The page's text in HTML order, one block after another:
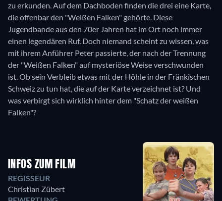
zu erkunden. Auf dem Dachboden finden die drei eine Karte,
die offenbar den "Weißen Falken" gehörte. Diese
Jugendbande aus den 70er Jahren hat im Ort noch immer
einen legendären Ruf. Doch niemand scheint zu wissen, was
mit ihrem Anführer Peter passierte, der nach der Trennung
der "Weißen Falken" auf mysteriöse Weise verschwunden
ist. Ob sein Verbleib etwas mit der Höhle in der Fränkischen
Schweiz zu tun hat, die auf der Karte verzeichnet ist? Und
was verbirgt sich wirklich hinter dem "Schatz der weißen
Falken"?
INFOS ZUM FILM
REGISSEUR
Christian Zübert